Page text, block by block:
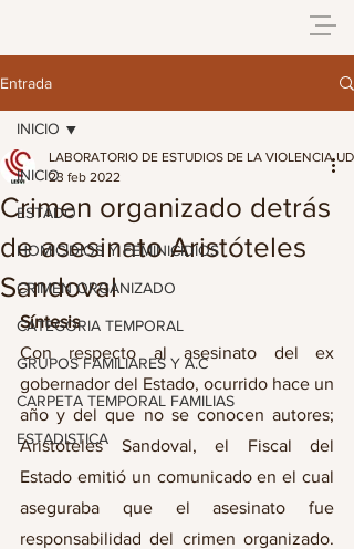
Entrada
INICIO
ESTADO
HOMICIDIOS Y FEMINICIDIOS
CRIMEN ORGANIZADO
CATEGORIA TEMPORAL
GRUPOS FAMILIARES Y A.C
CARPETA TEMPORAL FAMILIAS
ESTADISTICA
INICIO
Crimen organizado detrás
de asesinato Aristóteles
Sandoval
LABORATORIO DE ESTUDIOS DE LA VIOLENCIA
23 feb 2022
Síntesis
Con respecto al asesinato del ex
gobernador del Estado, ocurrido hace un
año y del que no se conocen autores;
Aristóteles Sandoval, el Fiscal del
Estado emitió un comunicado en el cual
aseguraba que el asesinato fue
responsabilidad del crimen organizado.